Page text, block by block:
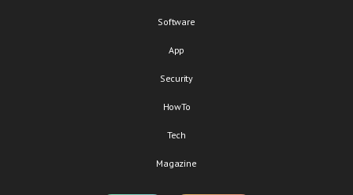
Software
App
Security
HowTo
Tech
Magazine